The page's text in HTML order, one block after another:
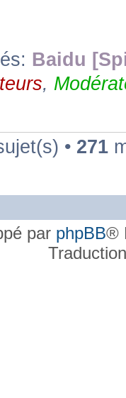
Baidu
,
• 271
par phpBB®